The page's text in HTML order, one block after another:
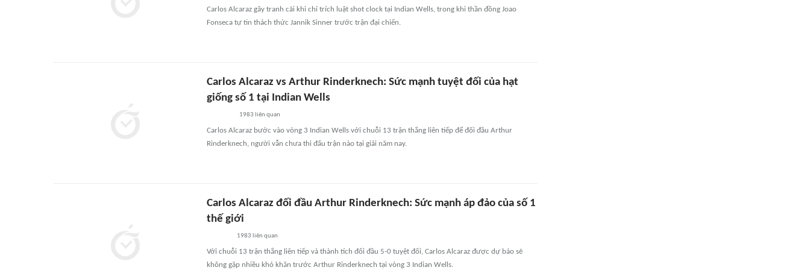
Carlos Alcaraz gây tranh cãi khi chỉ trích luật shot clock tại Indian Wells, trong khi thần đồng Joao
Fonseca tự tin thách thức Jannik Sinner trước trận đại chiến.
Carlos Alcaraz vs Arthur Rinderknech: Sức mạnh tuyệt đối của hạt
giống số 1 tại Indian Wells
1983 liên quan
Carlos Alcaraz bước vào vòng 3 Indian Wells với chuỗi 13 trận thắng liên tiếp để đối đầu Arthur
Rinderknech, người vẫn chưa thi đấu trận nào tại giải năm nay.
Carlos Alcaraz đối đầu Arthur Rinderknech: Sức mạnh áp đảo của số 1
thế giới
1983 liên quan
Với chuỗi 13 trận thắng liên tiếp và thành tích đối đầu 5-0 tuyệt đối, Carlos Alcaraz được dự báo sẽ
không gặp nhiều khó khăn trước Arthur Rinderknech tại vòng 3 Indian Wells.